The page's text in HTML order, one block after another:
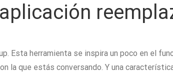
Esta herramienta se inspira un poco en el
la que estás conversando. Y una